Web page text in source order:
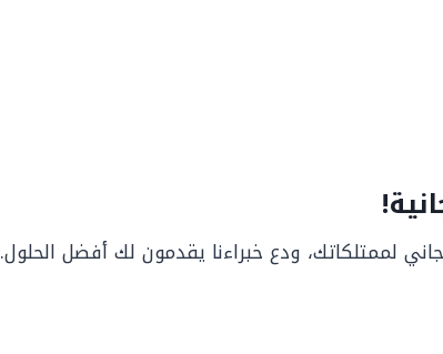
لممتلكاتك، ودع خبراءنا يقدمون لك أفضل الحلول.